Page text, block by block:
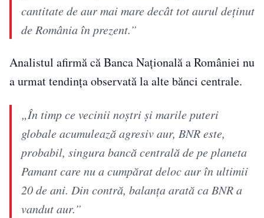
cantitate de aur mai mare decât tot aurul deținut
de România în prezent.”
Analistul afirmă că Banca Națională a României nu
a urmat tendința observată la alte bănci centrale.
„În timp ce vecinii noștri și marile puteri
globale acumulează agresiv aur, BNR este,
probabil, singura bancă centrală de pe planeta
Pamant care nu a cumpărat deloc aur în ultimii
20 de ani. Din contră, balanța arată ca BNR a
vandut aur.”